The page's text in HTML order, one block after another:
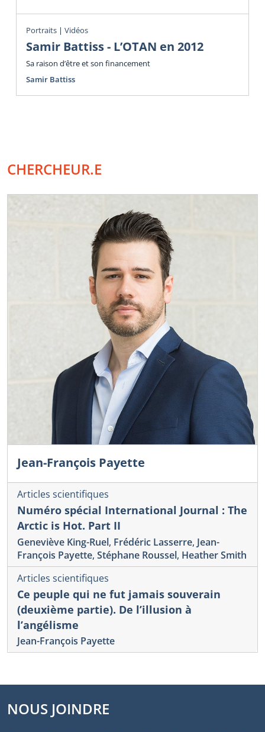
Portraits | Vidéos
Samir Battiss - L’OTAN en 2012
Sa raison d’être et son financement
Samir Battiss
CHERCHEUR.E
Jean-François Payette
Articles scientifiques
Numéro spécial International Journal : The
Arctic is Hot. Part II
Geneviève King-Ruel, Frédéric Lasserre, Jean-
François Payette, Stéphane Roussel, Heather Smith
Articles scientifiques
Ce peuple qui ne fut jamais souverain
(deuxième partie). De l’illusion à
l’angélisme
Jean-François Payette
NOUS JOINDRE